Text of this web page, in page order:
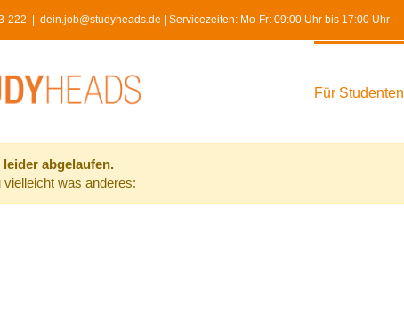
222 dein.job@studyheads.de | Servicezeiten: Mo-Fr: 09:00 Uhr bis 17:00 Uhr
Für Studenten
abgelaufen.
vielleicht was anderes: